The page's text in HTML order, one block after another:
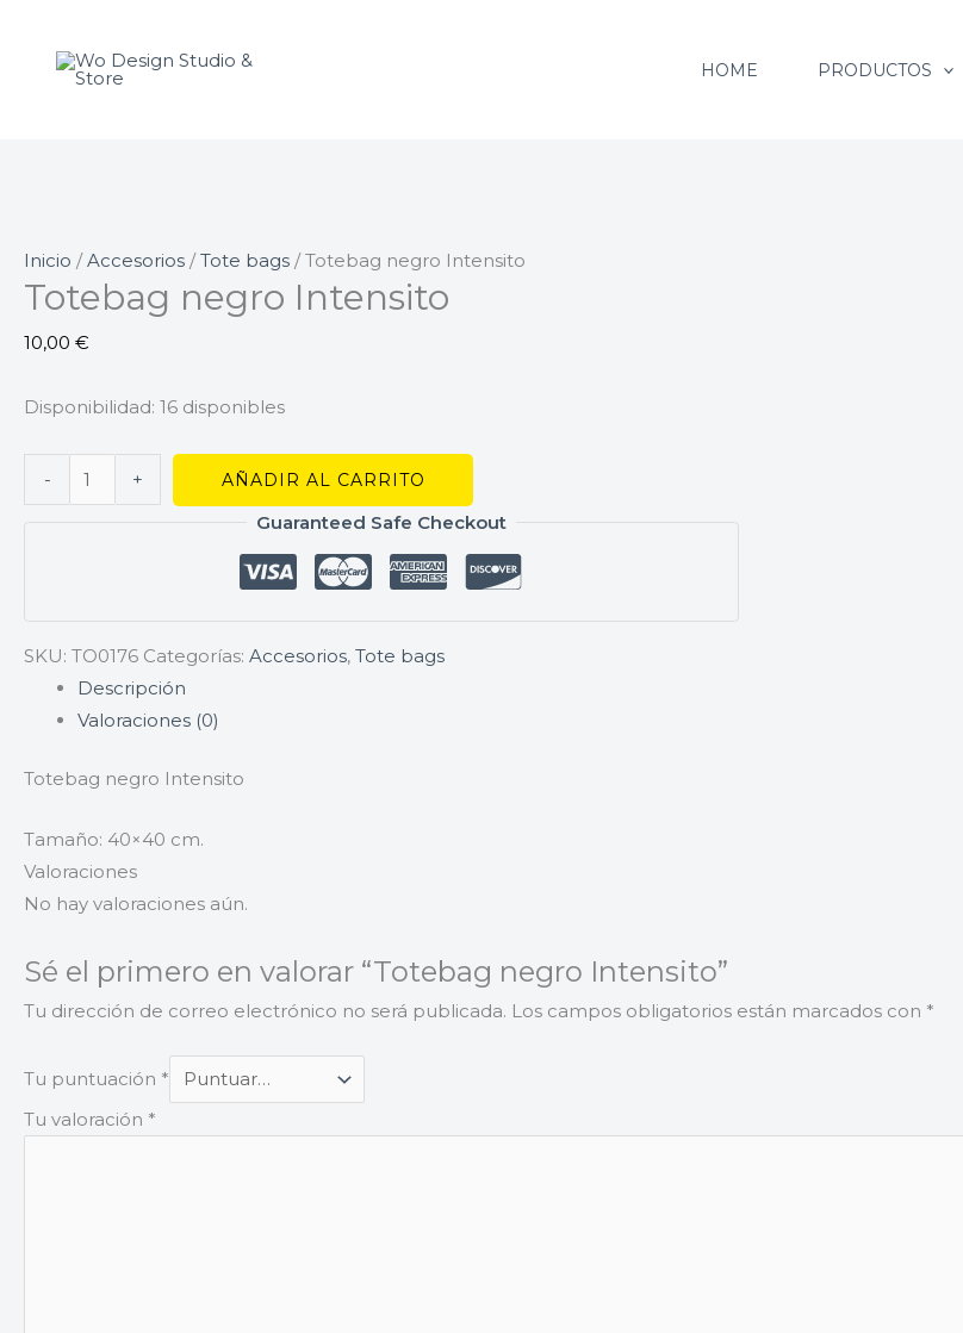
contenido
HOME PRODUCTOS
Inicio /Accesorios /Tote bags / Totebag negro Intensito
Totebag negro Intensito
10,00 €
Disponibilidad: 16 disponibles
-
negro
Intensito
+ AÑADIR AL CARRITO
Guaranteed Safe Checkout
SKU: TO0176 Categorías: Accesorios, Tote bags
Descripción
Valoraciones (0)
Totebag negro Intensito
Tamaño: 40×40 cm.
Valoraciones
No hay valoraciones aún.
Sé el primero en valorar “Totebag negro Intensito”
Tu dirección de correo electrónico no será publicada. Los campos obligatorios están marcados con *
Tu puntuación *
Tu valoración *